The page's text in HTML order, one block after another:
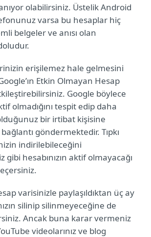
olabilirsiniz. Üstelik Android
varsa bu hesaplar hiç
belgeler ve anısı olan
erişilemez hale gelmesini
Etkin Olmayan Hesap
Google böylece
olmadığını tespit edip daha
bir irtibat kişisine
göndermektedir. Tıpkı
indirilebileceğini
gibi hesabınızın aktif olmayacağı
varisinizle paylaşıldıktan üç ay
silinip silinmeyeceğine de
Ancak buna karar vermeniz
videolarınız ve blog